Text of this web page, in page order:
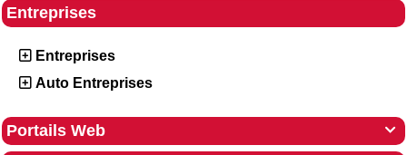
Entreprises
Entreprises
Auto Entreprises

Portails Web